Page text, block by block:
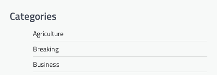
Categories
Agriculture
Breaking
Business